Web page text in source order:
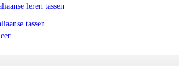
leren tassen
tassen